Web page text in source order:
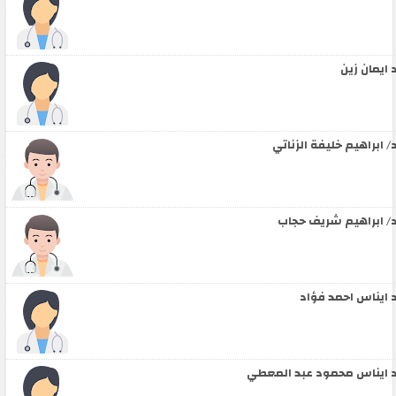
ايمان زين
ابراهيم خليفة الزناتي
ابراهيم شريف حجاب
ايناس احمد فؤاد
ايناس محمود عبد المعطي